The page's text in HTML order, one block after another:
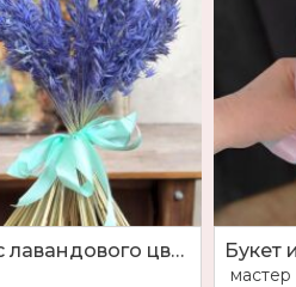
Букет Овес лавандового цвета Букет
мастер